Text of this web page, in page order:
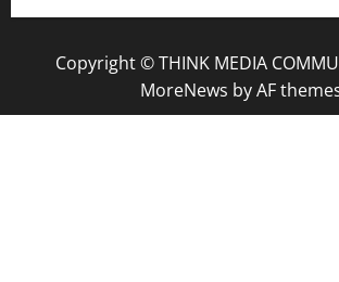
Copyright © THINK MEDIA
MoreNews by AF